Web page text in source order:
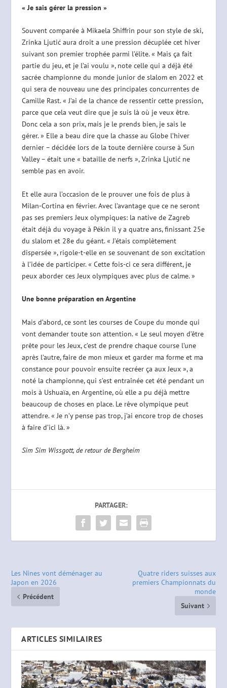
« Je sais gérer la pression »
Souvent comparée à Mikaela Shiffrin pour son style de ski,
Zrinka Ljutić aura droit a une pression décuplée cet hiver
suivant son premier trophée parmi l’élite. « Mais ça fait
partie du jeu, et je l’ai voulu », note celle qui a déjà été
sacrée championne du monde junior de slalom en 2022 et
qui sera de nouveau une des principales concurrentes de
Camille Rast. « J’ai de la chance de ressentir cette pression,
parce que cela veut dire que je suis là où je veux être.
Donc cela a son prix, mais je le prends bien, je sais le
gérer. » Elle a beau dire que la chasse au Globe l’hiver
dernier – décidée lors de la toute dernière course à Sun
Valley – était une « bataille de nerfs », Zrinka Ljutić ne
semble pas en avoir.
Et elle aura l’occasion de le prouver une fois de plus à
Milan-Cortina en février. Avec l’avantage que ce ne seront
pas ses premiers Jeux olympiques: la native de Zagreb
était déjà du voyage à Pékin il y a quatre ans, finissant 25e
du slalom et 28e du géant. « J’étais complètement
dispersée », rigole-t-elle en se souvenant de son excitation
à l’idée de participer. « Cette fois-ci ce sera différent, je
peux aborder ces Jeux olympiques avec plus de calme. »
Une bonne préparation en Argentine
Mais d’abord, ce sont les courses de Coupe du monde qui
vont demander toute son attention. « Le seul moyen d’être
prête pour les Jeux, c’est de prendre chaque course l’une
après l’autre, faire de mon mieux et garder ma forme et ma
constance pour pouvoir ensuite recréer ça aux Jeux », a
noté la championne, qui s’est entraînée cet été pendant un
mois à Ushuaïa, en Argentine, où elle a pu déjà mettre
beaucoup de choses en place. Le rêve olympique peut
attendre. « Je n’y pense pas trop, j’ai encore trop de choses
à faire d’ici là. »
Sim Sim Wissgott, de retour de Bergheim
PARTAGER:
Les Nines vont déménager au
Japon en 2026
Précédent
Quatre riders suisses aux
premiers Championnats du
monde
Suivant
ARTICLES SIMILAIRES